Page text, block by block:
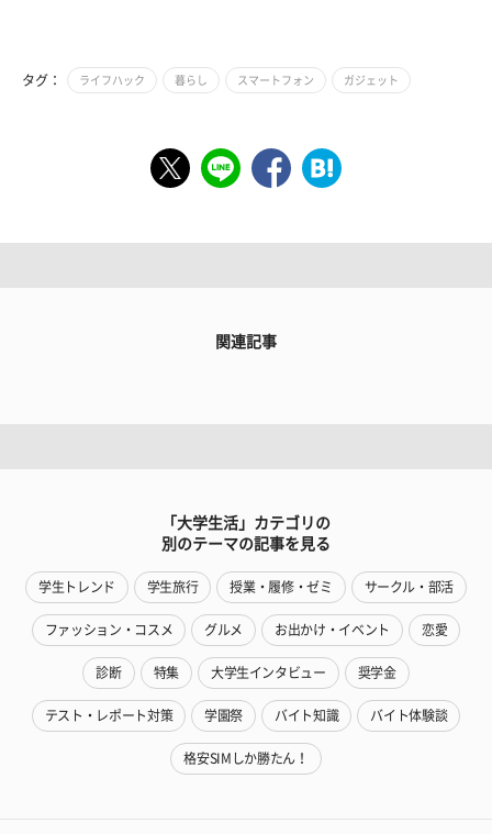
タグ： ライフハック 暮らし スマートフォン ガジェット
関連記事
「大学生活」カテゴリの
別のテーマの記事を見る
学生トレンド 学生旅行 授業・履修・ゼミ サークル・部活
ファッション・コスメ グルメ お出かけ・イベント 恋愛
診断 特集 大学生インタビュー 奨学金
テスト・レポート対策 学園祭 バイト知識 バイト体験談
格安SIMしか勝たん！